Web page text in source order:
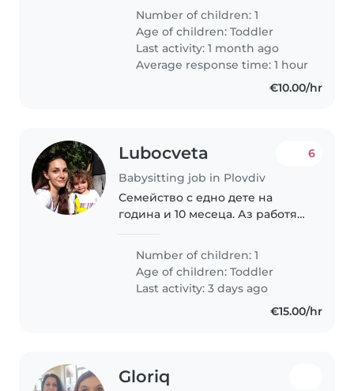
Number of children: 1
Age of children:Toddler
Last activity: 1 month ago
Average response time: 1 hour
€10.00/hr
Lubocveta
Babysitting job in Plovdiv
6
Семейство с едно дете на
година и 10 месеца. Аз работя
през два дни си е за два дни
вкъщи и може да гледа детето.
Трябва..
Number of children: 1
Age of children:Toddler
Last activity: 3 days ago
€15.00/hr
Gloriq